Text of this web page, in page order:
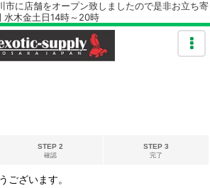
をオープン致しましたので是非お立ち寄
金土日14時～20時
STEP 2
確認
STEP 3
完了
ございます。